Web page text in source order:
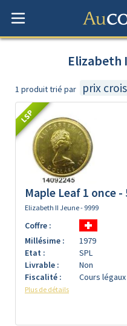
Elizabeth
1 produit trié par
LSP
Maple Leaf 1 once -
Elizabeth II Jeune - 9999
Coffre :
Millésime :
1979
Etat :
SPL
Livrable :
Non
Fiscalité :
Cours légaux
Plus de détails